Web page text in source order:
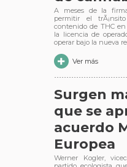
A meses de la
permitir el
contenido de THC en
la licencia de
operar bajo la nueva
Ver más
Surgen
que se
acuerdo
Europea
Werner Kogler,